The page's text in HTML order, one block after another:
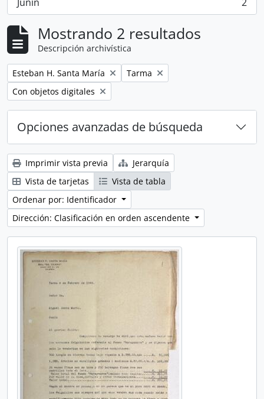
, 2 resultados
Mostrando 2 resultados
Descripción archivística
Remove filter:
Esteban H. Santa María Remove filter:
Tarma
Remove filter:
Con objetos digitales
Opciones avanzadas de búsqueda
Imprimir vista previa
Jerarquía
Vista de tarjetas
Vista de tabla
Ordenar por: Identificador
Dirección: Clasificación en orden ascendente